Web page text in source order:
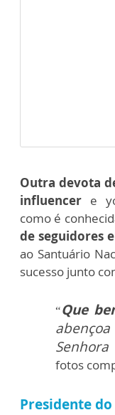
Outra devota
influencer e
como é
de seguidores
ao Santuário
sucesso junto
“Que
fotos
Presidente